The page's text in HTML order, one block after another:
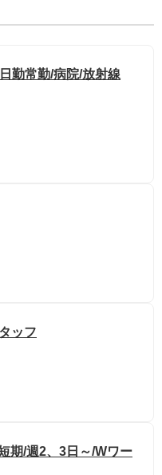
勤常勤/病院/放射線
ッフ
期/週2、3日～/Wワー